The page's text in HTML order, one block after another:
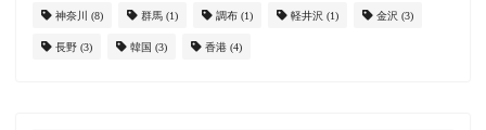
神奈川 (8) 群馬 (1) 調布 (1) 軽井沢 (1) 金沢 (3)
長野 (3) 韓国 (3) 香港 (4)